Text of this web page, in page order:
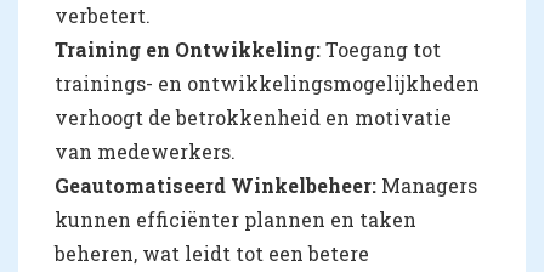
verbetert.
Training en Ontwikkeling:Toegang tot
trainings- en ontwikkelingsmogelijkheden
verhoogt de betrokkenheid en motivatie
van medewerkers.
Geautomatiseerd Winkelbeheer: Managers
kunnen efficiënter plannen en taken
beheren, wat leidt tot een betere